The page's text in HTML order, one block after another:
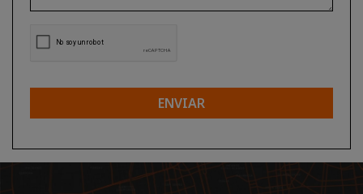
ENVIAR